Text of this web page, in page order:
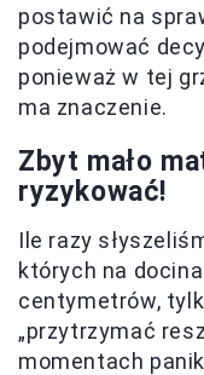
postawić na
podejmować
ponieważ w tej
ma znaczenie.
Zbyt mało
ryzykować!
Ile razy
których na
centymetrów,
„przytrzymać
momentach